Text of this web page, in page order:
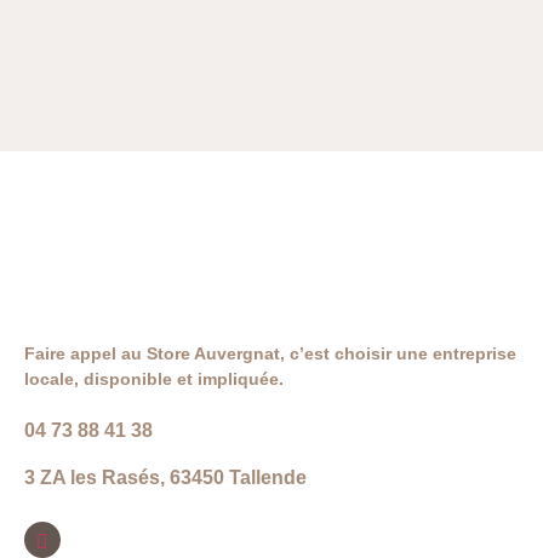
Faire appel au Store Auvergnat, c’est choisir une entreprise
locale, disponible et impliquée.
04 73 88 41 38
3 ZA les Rasés, 63450 Tallende